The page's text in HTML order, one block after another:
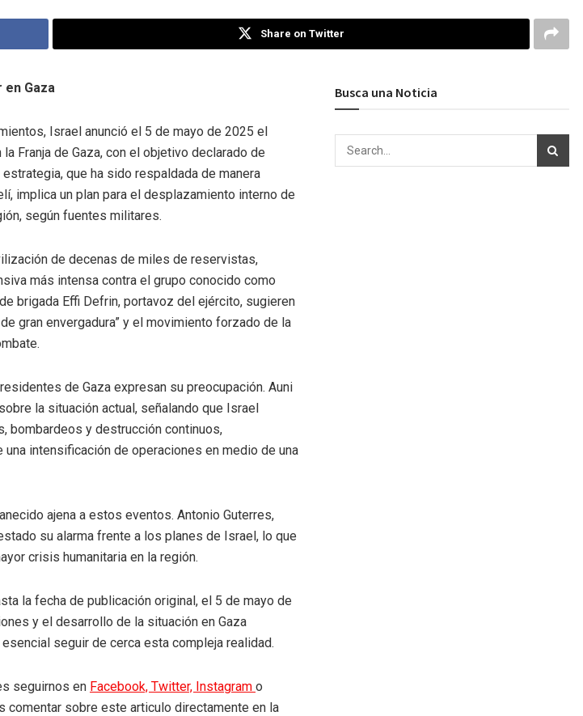
Share on Twitter
Gaza
Israel anunció el 5 de mayo de 2025 el
Franja de Gaza, con el objetivo declarado de
que ha sido respaldada de manera
implica un plan para el desplazamiento interno de
según fuentes militares.
de decenas de miles de reservistas,
más intensa contra el grupo conocido como
brigada Effi Defrin, portavoz del ejército, sugieren
gran envergadura” y el movimiento forzado de la
de Gaza expresan su preocupación. Auni
la situación actual, señalando que Israel
bombardeos y destrucción continuos,
intensificación de operaciones en medio de una
ajena a estos eventos. Antonio Guterres,
su alarma frente a los planes de Israel, lo que
crisis humanitaria en la región.
la fecha de publicación original, el 5 de mayo de
y el desarrollo de la situación en Gaza
seguir de cerca esta compleja realidad.
seguirnos en Facebook, Twitter, Instagram o
comentar sobre este articulo directamente en la
Busca una Noticia